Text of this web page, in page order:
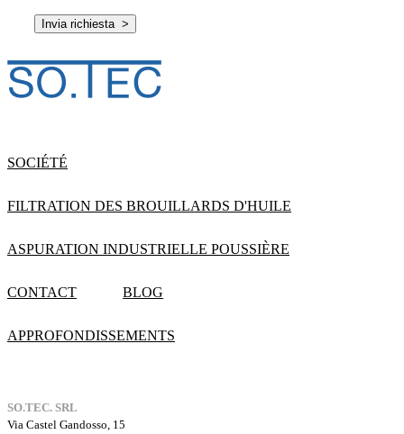
SOCIÉTÉ
FILTRATION DES BROUILLARDS D'HUILE
ASPURATION INDUSTRIELLE POUSSIÈRE
CONTACT BLOG
APPROFONDISSEMENTS
SO.TEC. SRL
Via Castel Gandosso, 15